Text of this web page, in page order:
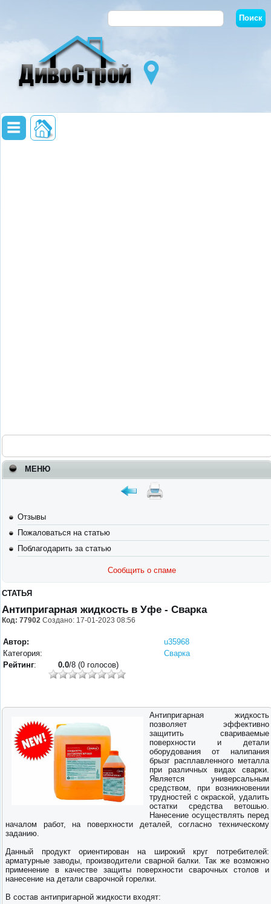
МЕНЮ
Отзывы
Пожаловаться на статью
Поблагодарить за статью
Сообщить о спаме
СТАТЬЯ
Антипригарная жидкость в Уфе - Сварка
Код: 77902 Создано: 17-01-2023 08:56
Автор:
u35968
Категория:
Сварка
Рейтинг: 0.0/8 (0 голосов)
Антипригарная жидкость
позволяет эффективно
защитить свариваемые
поверхности и детали
оборудования от налипания
брызг расплавленного металла
при различных видах сварки.
Является универсальным
средством, при возникновении
трудностей с окраской, удалить
остатки средства ветошью.
Нанесение осуществлять перед
началом работ, на поверхности деталей, согласно техническому
заданию.
Данный продукт ориентирован на широкий круг потребителей:
арматурные заводы, производители сварной балки. Так же возможно
применение в качестве защиты поверхности сварочных столов и
нанесение на детали сварочной горелки.
В состав антипригарной жидкости входят: